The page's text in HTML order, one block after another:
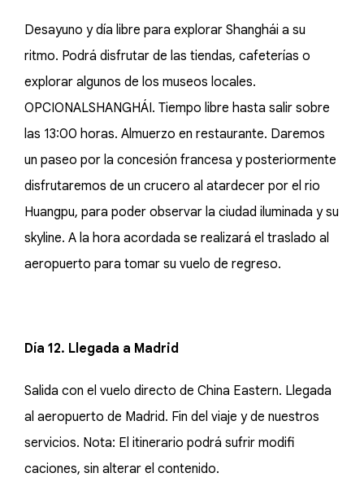
Desayuno y día libre para explorar Shanghái a su
ritmo. Podrá disfrutar de las tiendas, cafeterías o
explorar algunos de los museos locales.
OPCIONALSHANGHÁI. Tiempo libre hasta salir sobre
las 13:00 horas. Almuerzo en restaurante. Daremos
un paseo por la concesión francesa y posteriormente
disfrutaremos de un crucero al atardecer por el rio
Huangpu, para poder observar la ciudad iluminada y su
skyline. A la hora acordada se realizará el traslado al
aeropuerto para tomar su vuelo de regreso.
Día 12. Llegada a Madrid
Salida con el vuelo directo de China Eastern. Llegada
al aeropuerto de Madrid. Fin del viaje y de nuestros
servicios. Nota: El itinerario podrá sufrir modifi
caciones, sin alterar el contenido.